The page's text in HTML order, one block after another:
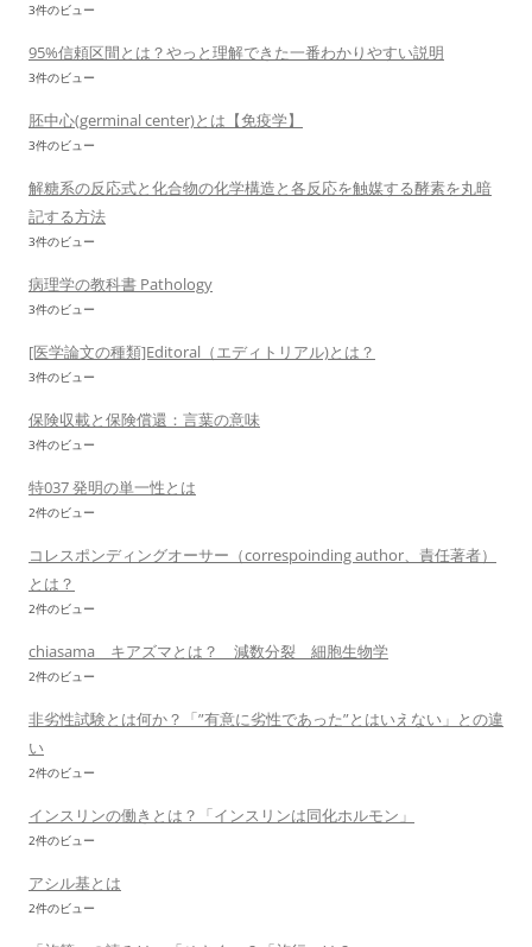
3件のビュー
95%信頼区間とは？やっと理解できた一番わかりやすい説明
3件のビュー
胚中心(germinal center)とは【免疫学】
3件のビュー
解糖系の反応式と化合物の化学構造と各反応を触媒する酵素を丸暗
記する方法
3件のビュー
病理学の教科書 Pathology
3件のビュー
[医学論文の種類]Editoral（エディトリアル)とは？
3件のビュー
保険収載と保険償還：言葉の意味
3件のビュー
特037 発明の単一性とは
2件のビュー
コレスポンディングオーサー（correspoinding author、責任著者）
とは？
2件のビュー
chiasama キアズマとは？ 減数分裂 細胞生物学
2件のビュー
非劣性試験とは何か？「”有意に劣性であった”とはいえない」との違
い
2件のビュー
インスリンの働きとは？「インスリンは同化ホルモン」
2件のビュー
アシル基とは
2件のビュー